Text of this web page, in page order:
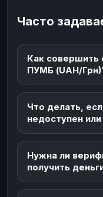
Часто
Как совершить
ПУМБ (UAH/
Что делать,
недоступен
Нужна ли
получить